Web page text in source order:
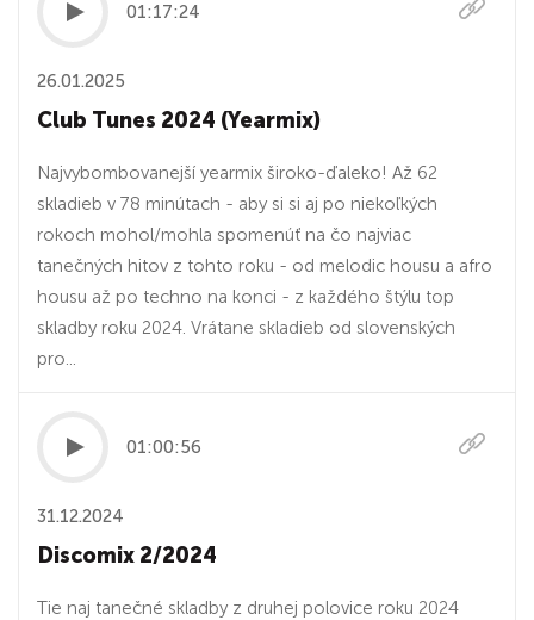
01:17:24
26.01.2025
Club Tunes 2024 (Yearmix)
Najvybombovanejší yearmix široko-ďaleko! Až 62
skladieb v 78 minútach - aby si si aj po niekoľkých
rokoch mohol/mohla spomenúť na čo najviac
tanečných hitov z tohto roku - od melodic housu a afro
housu až po techno na konci - z každého štýlu top
skladby roku 2024. Vrátane skladieb od slovenských
pro...
01:00:56
31.12.2024
Discomix 2/2024
Tie naj tanečné skladby z druhej polovice roku 2024